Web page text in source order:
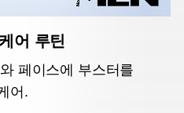
어 루틴
페이스에 부스터를
어.